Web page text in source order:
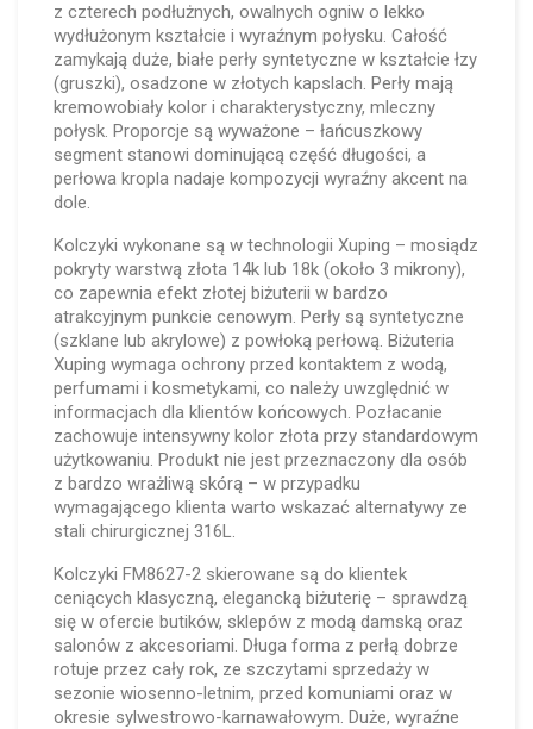
z czterech podłużnych, owalnych ogniw o lekko
wydłużonym kształcie i wyraźnym połysku. Całość
zamykają duże, białe perły syntetyczne w kształcie łzy
(gruszki), osadzone w złotych kapslach. Perły mają
kremowobiały kolor i charakterystyczny, mleczny
połysk. Proporcje są wyważone – łańcuszkowy
segment stanowi dominującą część długości, a
perłowa kropla nadaje kompozycji wyraźny akcent na
dole.
Kolczyki wykonane są w technologii Xuping – mosiądz
pokryty warstwą złota 14k lub 18k (około 3 mikrony),
co zapewnia efekt złotej biżuterii w bardzo
atrakcyjnym punkcie cenowym. Perły są syntetyczne
(szklane lub akrylowe) z powłoką perłową. Biżuteria
Xuping wymaga ochrony przed kontaktem z wodą,
perfumami i kosmetykami, co należy uwzględnić w
informacjach dla klientów końcowych. Pozłacanie
zachowuje intensywny kolor złota przy standardowym
użytkowaniu. Produkt nie jest przeznaczony dla osób
z bardzo wrażliwą skórą – w przypadku
wymagającego klienta warto wskazać alternatywy ze
stali chirurgicznej 316L.
Kolczyki FM8627-2 skierowane są do klientek
ceniących klasyczną, elegancką biżuterię – sprawdzą
się w ofercie butików, sklepów z modą damską oraz
salonów z akcesoriami. Długa forma z perłą dobrze
rotuje przez cały rok, ze szczytami sprzedaży w
sezonie wiosenno-letnim, przed komuniami oraz w
okresie sylwestrowo-karnawałowym. Duże, wyraźne